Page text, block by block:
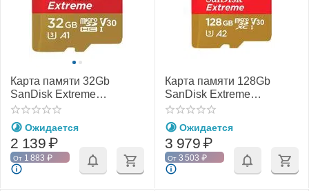
Карта памяти 32Gb
SanDisk Extreme
microSDHC Class 10
UHS-I U3 V30
Ожидается
2 139₽
От 1 883 ₽
Карта памяти 128Gb
SanDisk Extreme
microSDXC Class 10
UHS-I U3 V30
Ожидается
3 979₽
От 3 503 ₽